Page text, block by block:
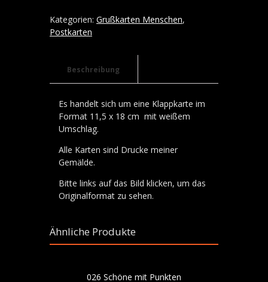
Menge
Kategorien: Grußkarten Menschen,
Postkarten
Beschreibung
Es handelt sich um eine Klappkarte im
Format 11,5 x 18 cm mit weißem
Umschlag.
Alle Karten sind Drucke meiner
Gemälde.
Bitte links auf das Bild klicken, um das
Originalformat zu sehen.
Ähnliche Produkte
026 Schöne mit Punkten